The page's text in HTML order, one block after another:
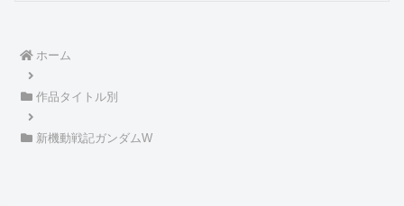
ホーム
作品タイトル別
新機動戦記ガンダムW